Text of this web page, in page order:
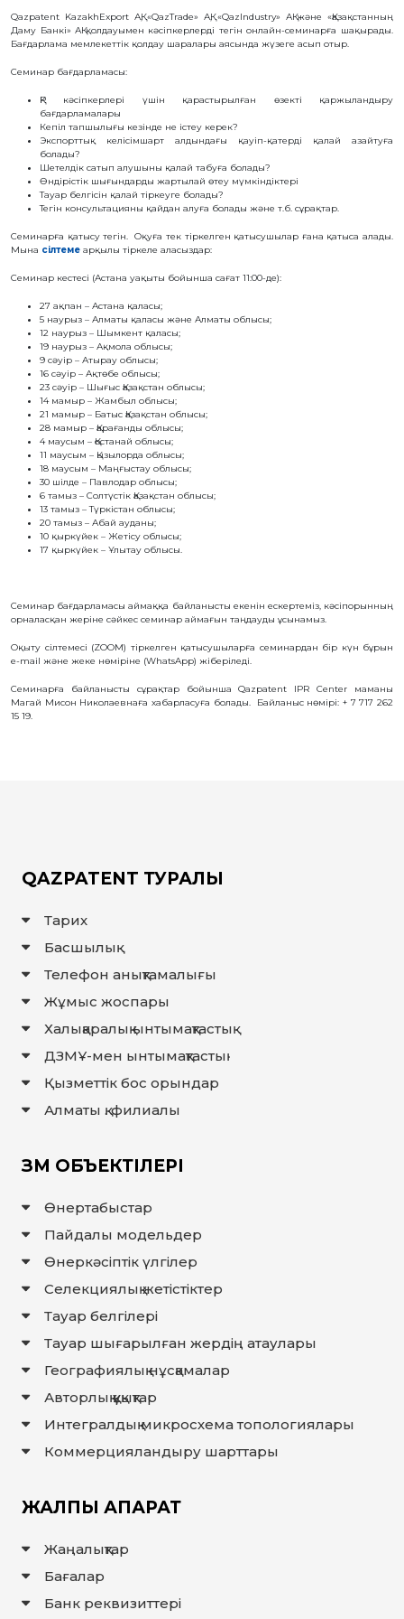
ЗМ
ОБЪЕКТІЛЕРІ
ӨНЕРТАБЫСТАР
ПАЙДАЛЫ
ӨНЕРКӘСІПТІК
ҮЛГІЛЕР
СЕЛЕКЦИЯЛЫҚ
ЖЕТІСТІКТЕР
ТАУАР
ШЫҒАРЫЛҒАН
АТАУЛАРЫ
НҰСҚАМАЛАР
ИНТЕГРАЛДЫҚ
МИКРОСХЕМА
ТОПОЛОГИЯЛАРЫ
КОММЕРЦИЯЛАНДЫРУ
АВТОРЛЫҚ
ҚҰҚЫҚТАР
ДИРЕКТОРДЫҢ
БЛОГЫ
ИНТЕРАКТИВТІ
КАРТА
ГЕОГРАФИЯЛЫҚ
НҰСҚАМАЛАР
АТАУЛАРЫНЫҢ
ИНТЕРАКТИВТІ
КАРТАСЫ
ГЕОГРАФИЯЛЫҚ
НҰСҚАМАЛАР
ЖӘНЕ
ШЫҒАРЫЛҒАН
ЖЕРЛЕР
АТАУЛАРЫНЫҢ
Qazpatent KazakhExport АҚ, «QazTrade» АҚ, «QazIndustry» АҚ және «Қазақстанның
Даму Банкі» АҚ қолдауымен кәсіпкерлерді тегін онлайн-семинарға шақырады.
Бағдарлама мемлекеттік қолдау шаралары аясында жүзеге асып отыр.
Семинар бағдарламасы:
ҚР кәсіпкерлері үшін қарастырылған өзекті қаржыландыру
бағдарламалары
Кепіл тапшылығы кезінде не істеу керек?
Экспорттық келісімшарт алдындағы қауіп-қатерді қалай азайтуға
болады?
Шетелдік сатып алушыны қалай табуға болады?
Өндірістік шығындарды жартылай өтеу мүмкіндіктері
Тауар белгісін қалай тіркеуге болады?
Тегін консультацияны қайдан алуға болады және т.б. сұрақтар.
Семинарға қатысу тегін. Оқуға тек тіркелген қатысушылар ғана қатыса алады.
Мына сілтеме арқылы тіркеле аласыздар:
Семинар кестесі (Астана уақыты бойынша сағат 11:00-де):
27 ақпан – Астана қаласы;
5 наурыз – Алматы қаласы және Алматы облысы;
12 наурыз – Шымкент қаласы;
19 наурыз – Ақмола облысы;
9 сәуір – Атырау облысы;
16 сәуір – Ақтөбе облысы;
23 сәуір – Шығыс Қазақстан облысы;
14 мамыр – Жамбыл облысы;
21 мамыр – Батыс Қазақстан облысы;
28 мамыр – Қарағанды облысы;
4 маусым – Қостанай облысы;
11 маусым – Қызылорда облысы;
18 маусым – Маңғыстау облысы;
30 шілде – Павлодар облысы;
6 тамыз – Солтүстік Қазақстан облысы;
13 тамыз – Түркістан облысы;
20 тамыз – Абай ауданы;
10 қыркүйек – Жетісу облысы;
17 қыркүйек – Ұлытау облысы.
Семинар бағдарламасы аймаққа байланысты екенін ескертеміз, кәсіпорынның
орналасқан жеріне сәйкес семинар аймағын таңдауды ұсынамыз.
Оқыту сілтемесі (ZOOM) тіркелген қатысушыларға семинардан бір күн бұрын
e-mail және жеке нөміріне (WhatsApp) жіберіледі.
Семинарға байланысты сұрақтар бойынша Qazpatent IPR Center маманы
Магай Мисон Николаевнаға хабарласуға болады. Байланыс нөмірі: + 7 717 262
15 19.
QAZPATENT ТУРАЛЫ
Тарих
Басшылық
Телефон анықтамалығы
Жұмыс жоспары
Халықаралық ынтымақтастық
ДЗМҰ-мен ынтымақтастық
Қызметтік бос орындар
Алматы қ. филиалы
ЗМ ОБЪЕКТІЛЕРІ
Өнертабыстар
Пайдалы модельдер
Өнеркәсіптік үлгілер
Селекциялық жетістіктер
Тауар белгілері
Тауар шығарылған жердiң атаулары
Географиялық нұсқамалар
Авторлық құқықтар
Интегралдық микросхема топологиялары
Коммерцияландыру шарттары
ЖАЛПЫ АҚПАРАТ
Жаңалықтар
Бағалар
Банк реквизиттері